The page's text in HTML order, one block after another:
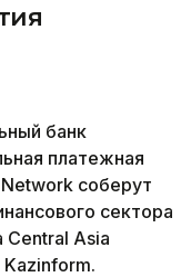
банк
платежная
соберут
сектора
Central Asia
Kazinform.